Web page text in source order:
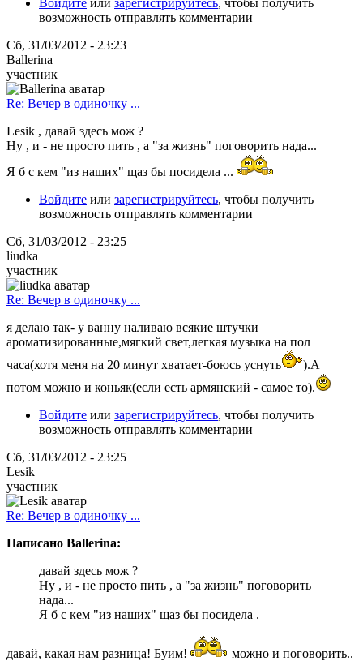
возможность отправлять комментарии
Сб, 31/03/2012 - 23:23
Ballerina
участник
Re: Вечер в одиночку ...
Lesik , давай здесь мож ?
Ну , и - не просто пить , а "за жизнь" поговорить нада...
Я б с кем "из наших" щаз бы посидела ...
Войдите или зарегистрируйтесь, чтобы получить
возможность отправлять комментарии
Сб, 31/03/2012 - 23:25
liudka
участник
Re: Вечер в одиночку ...
я делаю так- у ванну наливаю всякие штучки
ароматизированные,мягкий свет,легкая музыка на пол
часа(хотя меня на 20 минут хватает-боюсь уснуть
).А
потом можно и коньяк(если есть армянский - самое то).
Войдите или зарегистрируйтесь, чтобы получить
возможность отправлять комментарии
Сб, 31/03/2012 - 23:25
Lesik
участник
Re: Вечер в одиночку ...
Написано Ballerina:
давай здесь мож ?
Ну , и - не просто пить , а "за жизнь" поговорить
нада...
Я б с кем "из наших" щаз бы посидела .
давай, какая нам разница! Буим! можно и поговорить..